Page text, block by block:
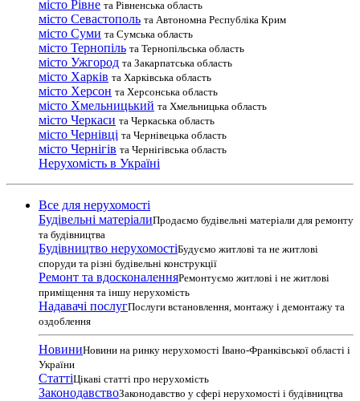
місто Рівне та Рівненська область
місто Севастополь та Автономна Республіка Крим
місто Суми та Сумська область
місто Тернопіль та Тернопільська область
місто Ужгород та Закарпатська область
місто Харків та Харківська область
місто Херсон та Херсонська область
місто Хмельницький та Хмельницька область
місто Черкаси та Черкаська область
місто Чернівці та Чернівецька область
місто Чернігів та Чернігівська область
Нерухомість в Україні
Все для нерухомості
Будівельні матеріалиПродаємо будівельні матеріали для ремонту
та будівництва
Будівництво нерухомостіБудуємо житлові та не житлові
споруди та різні будівельні конструкції
Ремонт та вдосконаленняРемонтуємо житлові і не житлові
приміщення та іншу нерухомість
Надавачі послугПослуги встановлення, монтажу і демонтажу та
оздоблення
НовиниНовини на ринку нерухомості Івано-Франківської області і
України
СтаттіЦікаві статті про нерухомість
ЗаконодавствоЗаконодавство у сфері нерухомості і будівництва